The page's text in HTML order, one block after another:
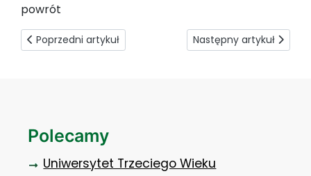
powrót
Poprzedni artykuł: Wielojęzyczność i międzykulturowość
Poprzedni artykuł Następny artykuł: Nowy
Następny artykuł
Polecamy
Uniwersytet Trzeciego Wieku